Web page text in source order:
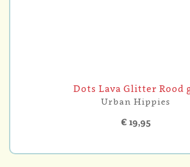
Dots Lava Glitter Rood
Urban Hippies
€ 19,95